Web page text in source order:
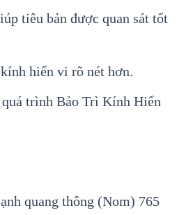
tiêu bản được quan sát tốt
hiển vi rõ nét hơn.
trình Bảo Trì Kính Hiển
quang thông (Nom) 765